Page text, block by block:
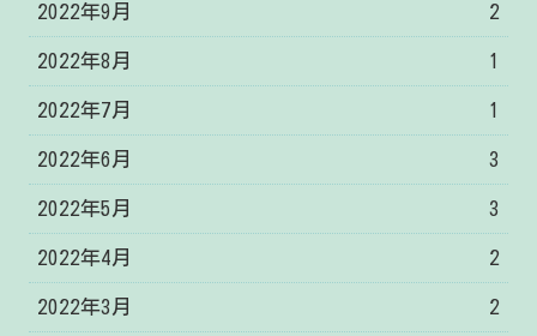
2022年9月 2
2022年8月 1
2022年7月 1
2022年6月 3
2022年5月 3
2022年4月 2
2022年3月 2